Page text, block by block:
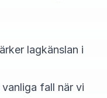
lagkänslan i
fall när vi